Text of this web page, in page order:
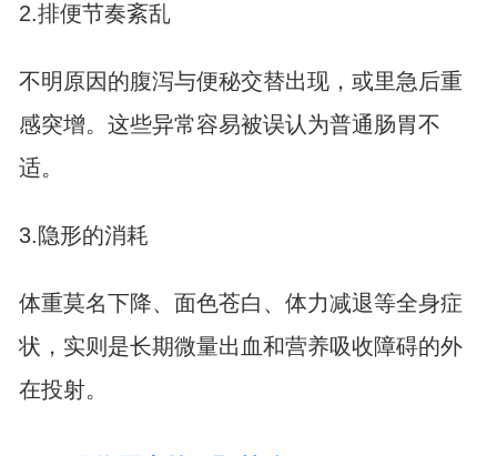
2.排便节奏紊乱
不明原因的腹泻与便秘交替出现，或里急后重
感突增。这些异常容易被误认为普通肠胃不
适。
3.隐形的消耗
体重莫名下降、面色苍白、体力减退等全身症
状，实则是长期微量出血和营养吸收障碍的外
在投射。